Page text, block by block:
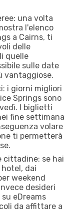
una volta
l'elenco
a Cairns, ti
delle
quelle
sulle date
vantaggiose.
i giorni migliori
Springs sono
I biglietti
fine settimana
volare
ti permetterà
cittadine: se hai
dai
weekend
desideri
eDreams
da affittare a